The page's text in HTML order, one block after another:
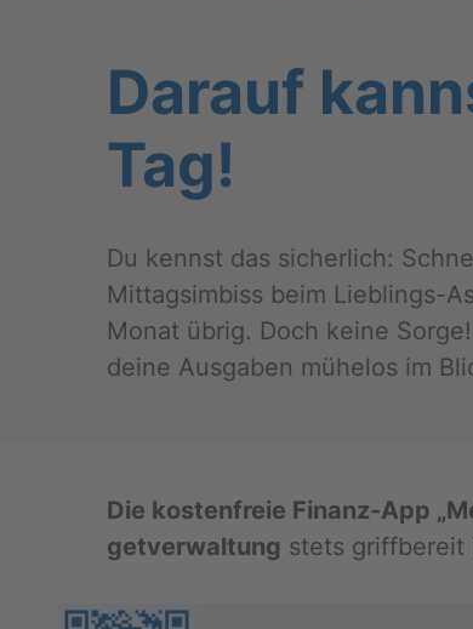
Dar­auf
Tag!
Du kennst das si­cher­lich:
Mit­tags­im­biss beim Lieb­lings-
Monat übrig. Doch keine
deine Aus­ga­ben mü­he­los im
Die kos­ten­freie Fi­nanz-App
get­ver­wal­tung stets griff­be­reit